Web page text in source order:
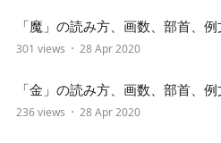
「魔」の読み方、画数、部首、
301 views 28 Apr 2020
「金」の読み方、画数、部首、
236 views 28 Apr 2020